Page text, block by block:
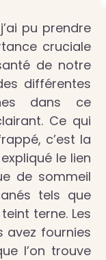
pu prendre
cruciale
de notre
différentes
dans ce
Ce qui
c’est la
le lien
de sommeil
tels que
terne. Les
avez fournies
l’on trouve